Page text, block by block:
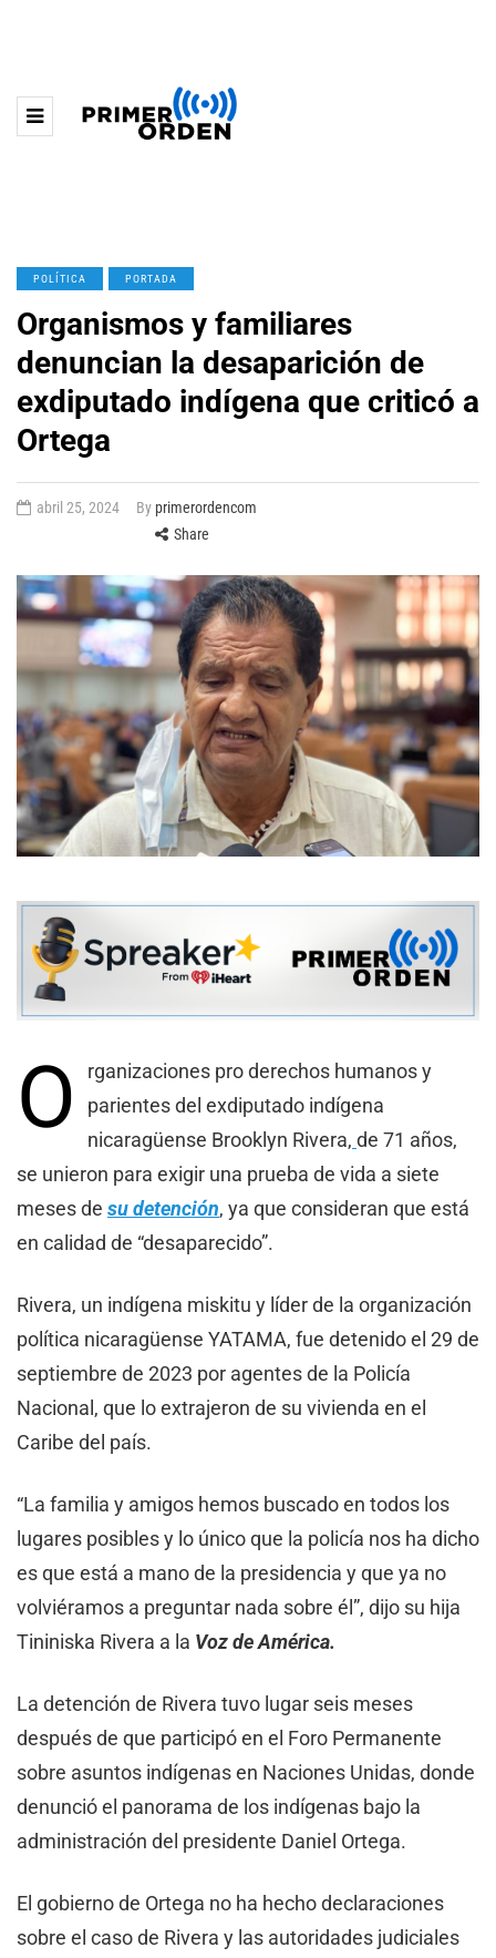
POLÍTICA PORTADA
Organismos y familiares
denuncian la desaparición de
exdiputado indígena que criticó a
Ortega
abril 25, 2024 By primerordencom
Share
O
rganizaciones pro derechos humanos y
parientes del exdiputado indígena
nicaragüense Brooklyn Rivera, de 71 años,
se unieron para exigir una prueba de vida a siete
meses de su detención, ya que consideran que está
en calidad de “desaparecido”.
Rivera, un indígena miskitu y líder de la organización
política nicaragüense YATAMA, fue detenido el 29 de
septiembre de 2023 por agentes de la Policía
Nacional, que lo extrajeron de su vivienda en el
Caribe del país.
“La familia y amigos hemos buscado en todos los
lugares posibles y lo único que la policía nos ha dicho
es que está a mano de la presidencia y que ya no
volviéramos a preguntar nada sobre él”, dijo su hija
Tininiska Rivera a la Voz de América.
La detención de Rivera tuvo lugar seis meses
después de que participó en el Foro Permanente
sobre asuntos indígenas en Naciones Unidas, donde
denunció el panorama de los indígenas bajo la
administración del presidente Daniel Ortega.
El gobierno de Ortega no ha hecho declaraciones
sobre el caso de Rivera y las autoridades judiciales